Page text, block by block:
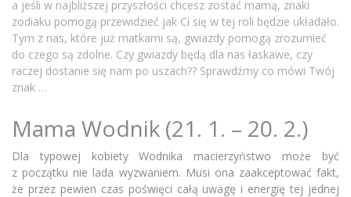
a jeśli w najbliższej przyszłości chcesz zostać mamą, znaki
zodiaku pomogą przewidzieć jak Ci się w tej roli będzie układało.
Tym z nas, które już matkami są, gwiazdy pomogą zrozumieć
do czego są zdolne. Czy gwiazdy będą dla nas łaskawe, czy
raczej dostanie się nam po uszach?? Sprawdźmy co mówi Twój
znak …
Mama Wodnik (21. 1. – 20. 2.)
Dla typowej kobiety Wodnika macierzyństwo może być
z początku nie lada wyzwaniem. Musi ona zaakceptować fakt,
że przez pewien czas poświęci całą uwagę i energię tej jednej